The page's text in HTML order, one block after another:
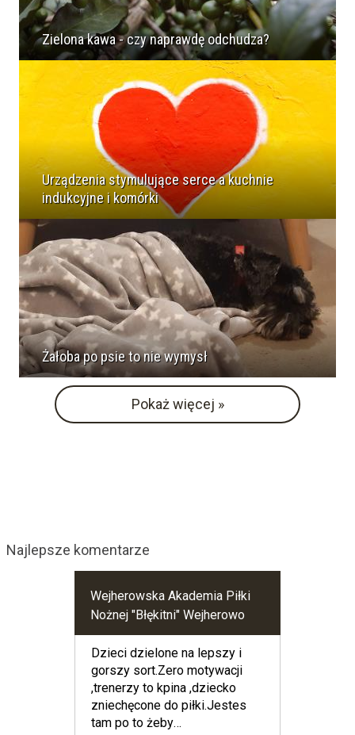
Zielona kawa - czy naprawdę odchudza?
Urządzenia stymulujące serce a kuchnie
indukcyjne i komórki
Żałoba po psie to nie wymysł
Pokaż więcej »
Najlepsze komentarze
Wejherowska Akademia Piłki
Nożnej "Błękitni" Wejherowo
Dzieci dzielone na lepszy i
gorszy sort.Zero motywacji
,trenerzy to kpina ,dziecko
zniechęcone do piłki.Jestes
tam po to żeby